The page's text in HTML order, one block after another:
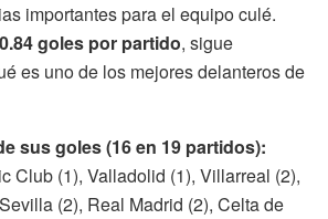
importantes para el equipo culé.
0.84 goles por partido, sigue
es uno de los mejores delanteros de
sus goles (16 en 19 partidos):
Club (1), Valladolid (1), Villarreal (2),
(2), Real Madrid (2), Celta de